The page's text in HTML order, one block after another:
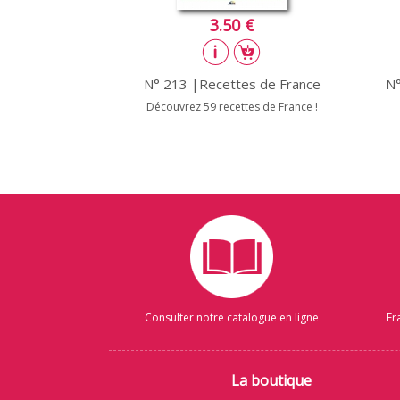
3.50 €
N° 213 |Recettes de France
Découvrez 59 recettes de France !
Consulter notre catalogue en ligne
La boutique